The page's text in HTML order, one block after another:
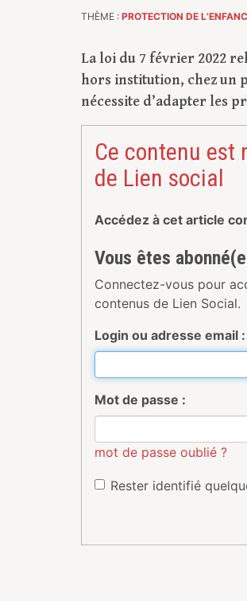
THÈME : PROTECTION DE
La loi du 7 février 2022
hors institution, chez un
nécessite d’adapter les
Ce contenu est
de Lien social
Accédez à cet article
Vous êtes
Connectez-vous pour
contenus de Lien Social.
Login ou adresse email :
Mot de passe :
mot de passe oublié ?
Rester identifié